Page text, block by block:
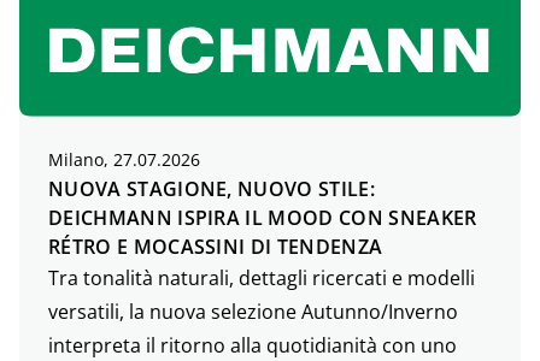
Milano, 27.07.2026
NUOVA STAGIONE, NUOVO STILE:
DEICHMANN ISPIRA IL MOOD CON SNEAKER
RÉTRO E MOCASSINI DI TENDENZA
Tra tonalità naturali, dettagli ricercati e modelli
versatili, la nuova selezione Autunno/Inverno
interpreta il ritorno alla quotidianità con uno